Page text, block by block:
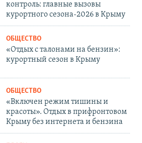
контроль: главные вызовы
курортного сезона-2026 в Крыму
ОБЩЕСТВО
«Отдых с талонами на бензин»:
курортный сезон в Крыму
ОБЩЕСТВО
«Включен режим тишины и
красоты». Отдых в прифронтовом
Крыму без интернета и бензина